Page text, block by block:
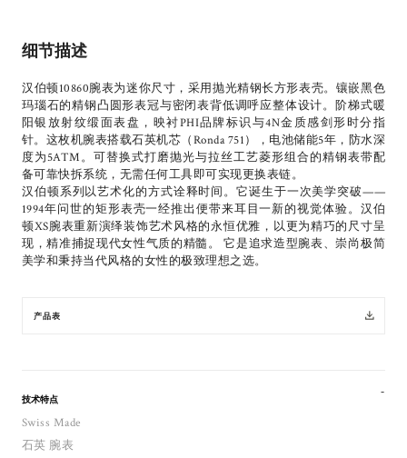
细节描述
汉伯顿10860腕表为迷你尺寸，采用抛光精钢长方形表壳。镶嵌黑色
玛瑙石的精钢凸圆形表冠与密闭表背低调呼应整体设计。阶梯式暖
阳银放射纹缎面表盘，映衬PHI品牌标识与4N金质感剑形时分指
针。这枚机腕表搭载石英机芯（Ronda 751），电池储能5年，防水深
度为5ATM。可替换式打磨抛光与拉丝工艺菱形组合的精钢表带配
备可靠快拆系统，无需任何工具即可实现更换表链。
汉伯顿系列以艺术化的方式诠释时间。它诞生于一次美学突破——
1994年问世的矩形表壳一经推出便带来耳目一新的视觉体验。汉伯
顿XS腕表重新演绎装饰艺术风格的永恒优雅，以更为精巧的尺寸呈
现，精准捕捉现代女性气质的精髓。 它是追求造型腕表、崇尚极简
美学和秉持当代风格的女性的极致理想之选。
产品表
技术特点
Swiss Made
石英 腕表